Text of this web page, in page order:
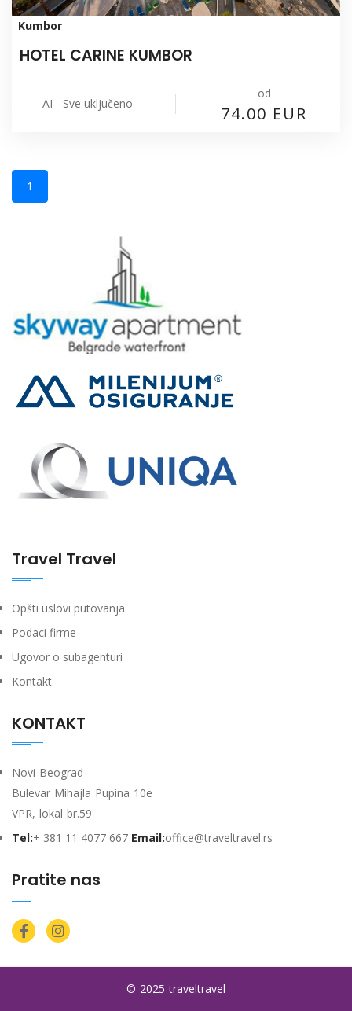
Kumbor
HOTEL CARINE KUMBOR
AI - Sve uključeno
od
74.00 EUR
1
Travel Travel
Opšti uslovi putovanja
Podaci firme
Ugovor o subagenturi
Kontakt
KONTAKT
Novi Beograd
Bulevar Mihajla Pupina 10e
VPR, lokal br.59
Tel:+ 381 11 4077 667 Email:office@traveltravel.rs
Pratite nas
© 2025 traveltravel